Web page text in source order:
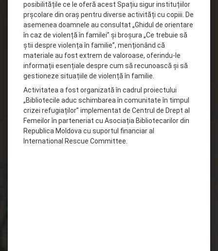
posibilitățile ce le oferă acest Spațiu sigur instituțiilor
prșcolare din oraș pentru diverse activități cu copiii. De
asemenea doamnele au consultat „Ghidul de orientare
în caz de violență în familei” și broșura „Ce trebuie să
știi despre violența în familie”, menționând că
materiale au fost extrem de valoroase, oferindu-le
informații esențiale despre cum să recunoască și să
gestioneze situațiile de violență în familie.
Activitatea a fost organizată în cadrul proiectului
„Bibliotecile aduc schimbarea în comunitate în timpul
crizei refugiaților” implementat de Centrul de Drept al
Femeilor în parteneriat cu Asociația Bibliotecarilor din
Republica Moldova cu suportul financiar al
International Rescue Committee.